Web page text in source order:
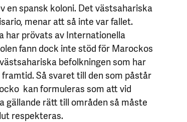
en spansk koloni. Det västsahariska
menar att så inte var fallet.
har prövats av Internationella
fann dock inte stöd för Marockos
befolkningen som har
Så svaret till den som påstår
kan formuleras som att vid
rätt till områden så måste
respekteras.